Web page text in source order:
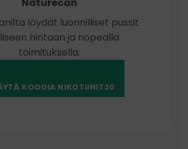
Naturecan
löydät luonnilliset pussit
hintaan ja nopealla
toimituksella.
KOODIA NIKOTIINIT20